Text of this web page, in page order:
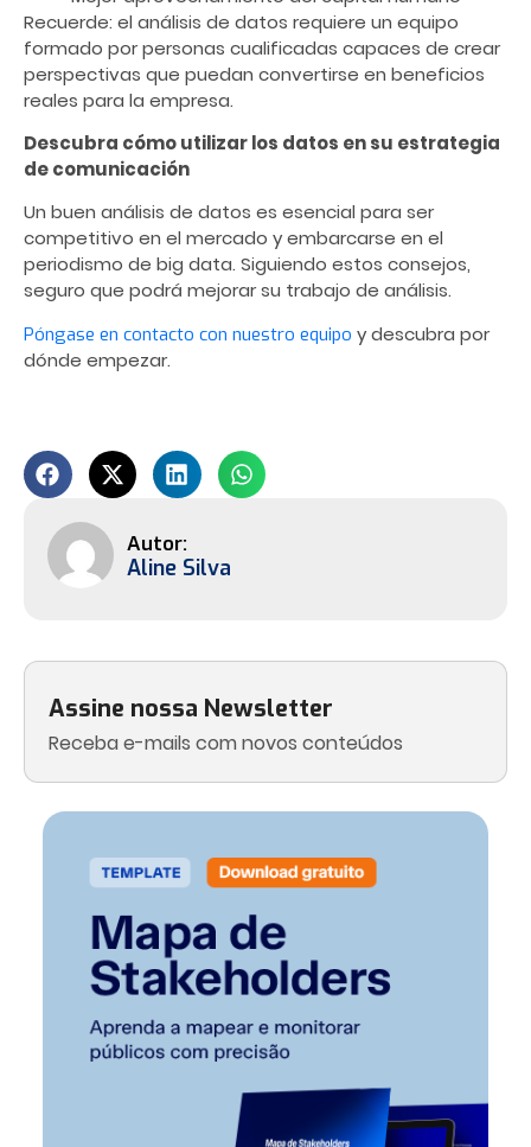
Assine nossa Newsletter
Receba e-mails com novos conteúdos
Recuerde: el análisis de datos requiere un equipo
formado por personas cualificadas capaces de crear
perspectivas que puedan convertirse en beneficios
reales para la empresa.
Descubra cómo utilizar los datos en su estrategia
de comunicación
Un buen análisis de datos es esencial para ser
competitivo en el mercado y embarcarse en el
periodismo de big data. Siguiendo estos consejos,
seguro que podrá mejorar su trabajo de análisis.
Póngase en contacto con nuestro equipo y descubra por
dónde empezar.
Aline Silva